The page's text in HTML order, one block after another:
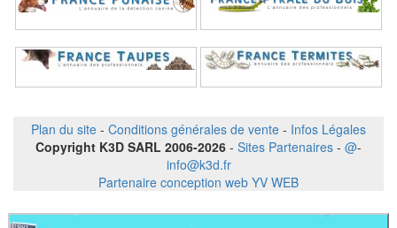
Plan du site - Conditions générales de vente - Infos Légales
Copyright K3D SARL 2006-2026 - Sites Partenaires - @-
info@k3d.fr
Partenaire conception web YV WEB